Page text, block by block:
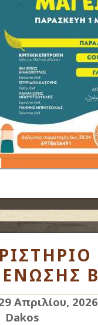
ΕΝΩΣΗΣ
Απριλίου, 2026
Dakos